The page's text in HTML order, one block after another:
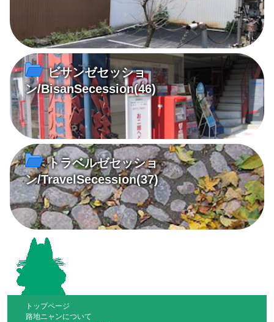
ビサンゼセッショ
ン/BisanSecession(46)
トラベルゼセッショ
ン/TravelSecession(37)
トップページ
路地ニャンについて